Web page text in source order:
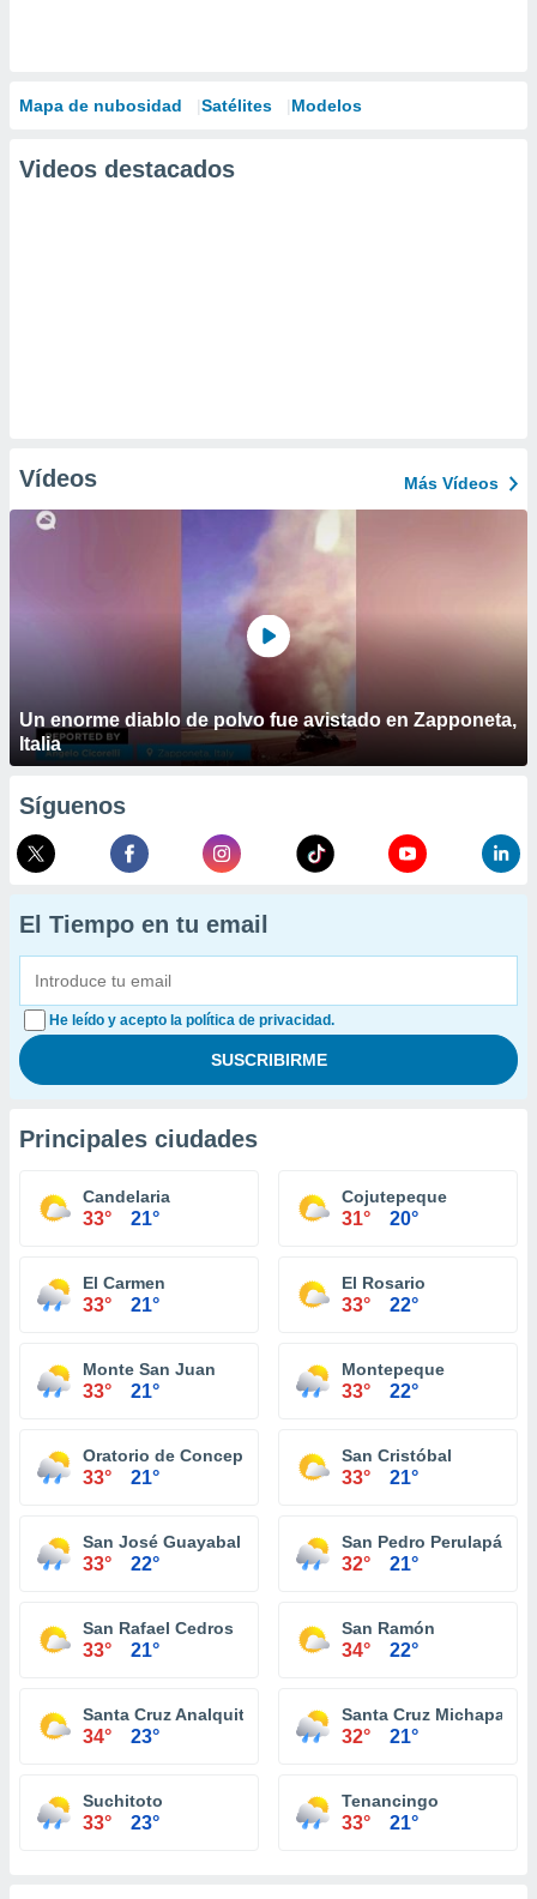
Mapa de nubosidad Satélites Modelos
Videos destacados
Vídeos Más Vídeos
Un enorme diablo de polvo fue avistado en Zapponeta,
Italia
Síguenos
El Tiempo en tu email
He leído y acepto la política de privacidad.
Principales ciudades
Candelaria
33° 21°
Cojutepeque
31° 20°
El Carmen
33° 21°
El Rosario
33° 22°
Monte San Juan
33° 21°
Montepeque
33° 22°
Oratorio de Concepción
33° 21°
San Cristóbal
33° 21°
San José Guayabal
33° 22°
San Pedro Perulapán
32° 21°
San Rafael Cedros
33° 21°
San Ramón
34° 22°
Santa Cruz Analquito
34° 23°
Santa Cruz Michapa
32° 21°
Suchitoto
33° 23°
Tenancingo
33° 21°